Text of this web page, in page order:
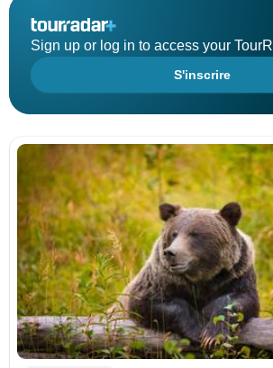
Sign up or log in to access your
S'inscrire